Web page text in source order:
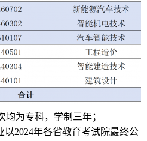
均为专科，学制三年；
以2024年各省教育考试院最终公